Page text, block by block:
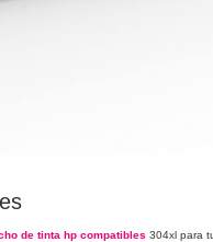
de tinta hp compatibles 304xl para